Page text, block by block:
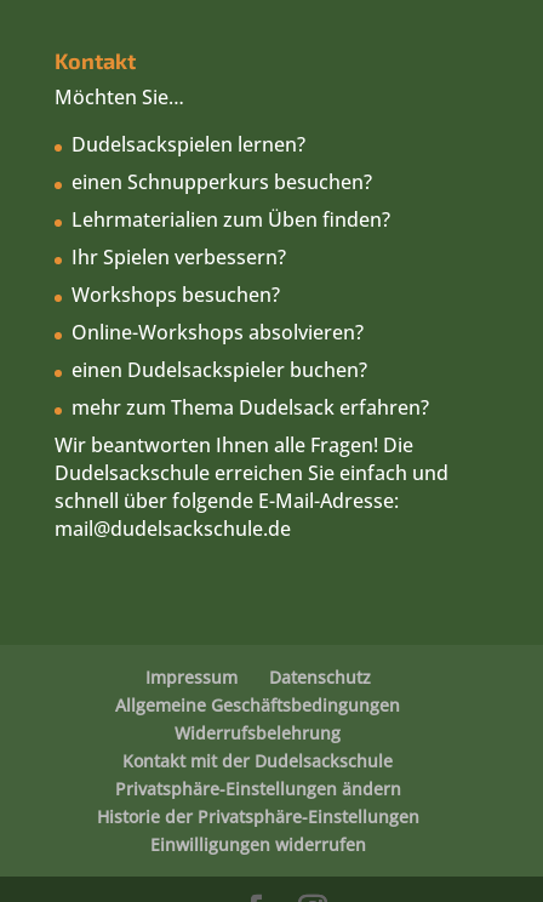
Kontakt
Möchten Sie…
Dudelsackspielen lernen?
einen Schnupperkurs besuchen?
Lehrmaterialien zum Üben finden?
Ihr Spielen verbessern?
Workshops besuchen?
Online-Workshops absolvieren?
einen Dudelsackspieler buchen?
mehr zum Thema Dudelsack erfahren?
Wir beantworten Ihnen alle Fragen! Die
Dudelsackschule erreichen Sie einfach und
schnell über folgende E-Mail-Adresse:
mail@dudelsackschule.de
Impressum
Datenschutz
Allgemeine Geschäftsbedingungen
Widerrufsbelehrung
Kontakt mit der Dudelsackschule
Privatsphäre-Einstellungen ändern
Historie der Privatsphäre-Einstellungen
Einwilligungen widerrufen